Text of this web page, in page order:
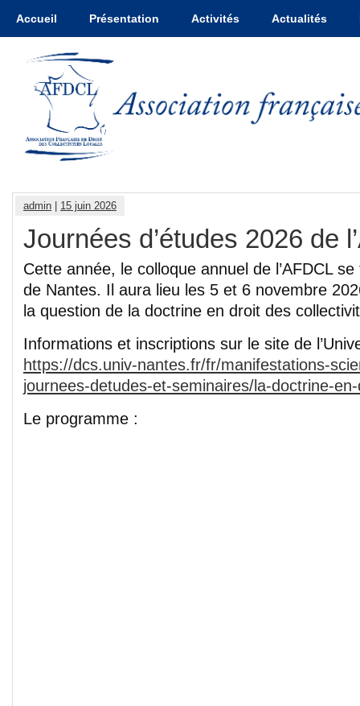
Accueil Présentation Activités Actualités
admin 15 juin 2026
Journées d’études 2026 de
Cette année, le colloque annuel de l’AFDCL se
de Nantes. Il aura lieu les 5 et 6 novembre
la question de la doctrine en droit des
Informations et inscriptions sur le site de
https://dcs.univ-nantes.fr/fr/manifestations-
journees-detudes-et-seminaires/la-doctrine-
Le programme :